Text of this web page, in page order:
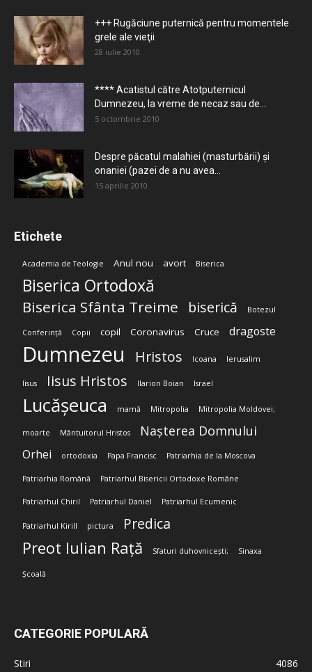
+++ Rugăciune puternică pentru momentele
grele ale vieţii
28 iulie 2010
**** Acatistul către Atotputernicul
Dumnezeu, la vreme de necaz sau de...
5 octombrie 2010
Despre păcatul malahiei (masturbării) şi
onaniei (pazei de a nu avea...
15 aprilie 2010
Etichete
Academia de Teologie Anul nou avort Biserica
Biserica Ortodoxă
Biserica Sfânta Treime biserică Botezul
Conferință Copii copil Coronavirus Cruce dragoste
Dumnezeu Hristos Icoana Ierusalim
Iisus Iisus Hristos Ilarion Boian Israel
Lucășeuca mamă Mitropolia Mitropolia Moldovei;
moarte Mântuitorul Hristos Nașterea Domnului
Orhei ortodoxia Papa Francisc Patriarhia de la Moscova
Patriarhia Română Patriarhul Bisericii Ortodoxe Române
Patriarhul Chiril Patriarhul Daniel Patriarhul Ecumenic
Patriarhul Kirill pictura Predica
Preot Iulian Rață Sfaturi duhovnicești; Sinaxa
Școală
CATEGORIE POPULARĂ
Stiri
4086